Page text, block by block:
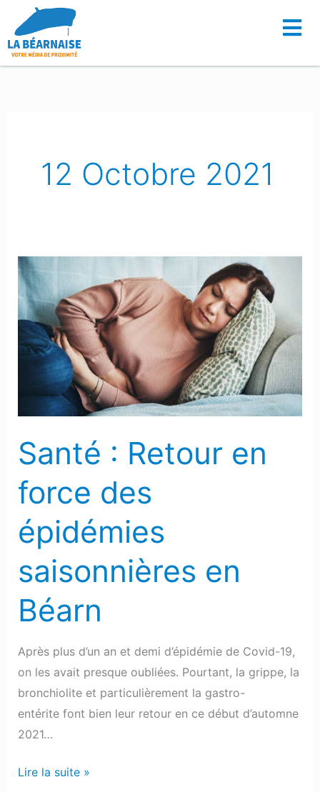
contenu
12 Octobre 2021
Santé : Retour en
force des
épidémies
saisonnières en
Béarn
Après plus d’un an et demi d’épidémie de Covid-19,
on les avait presque oubliées. Pourtant, la grippe, la
bronchiolite et particulièrement la gastro-
entérite font bien leur retour en ce début d’automne
2021…
Santé
Retour
en
force
épidémies
saisonnières
Béarn
Lire la suite »